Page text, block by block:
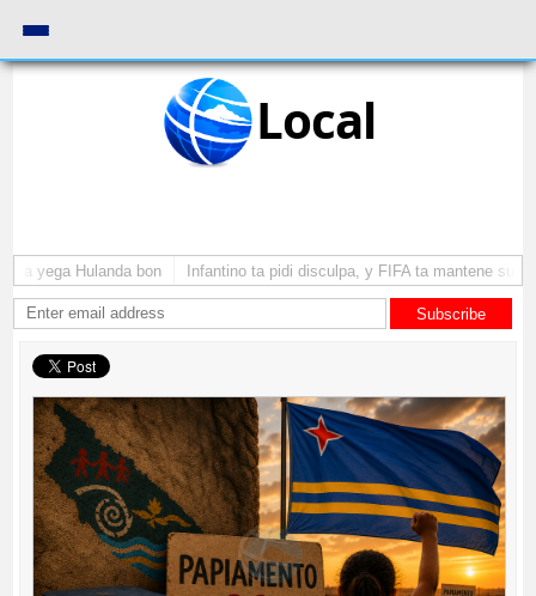
Local
a yega Hulanda bon Infantino ta pidi disculpa, y FIFA ta mantene su
Subscribe